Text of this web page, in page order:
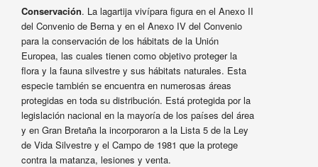
Conservación. La lagartija vivípara figura en el Anexo II
del Convenio de Berna y en el Anexo IV del Convenio
para la conservación de los hábitats de la Unión
Europea, las cuales tienen como objetivo proteger la
flora y la fauna silvestre y sus hábitats naturales. Esta
especie también se encuentra en numerosas áreas
protegidas en toda su distribución. Está protegida por la
legislación nacional en la mayoría de los países del área
y en Gran Bretaña la incorporaron a la Lista 5 de la Ley
de Vida Silvestre y el Campo de 1981 que la protege
contra la matanza, lesiones y venta.